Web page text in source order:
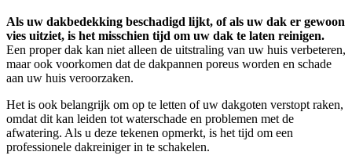
Als uw dakbedekking beschadigd lijkt, of als uw dak er gewoon
vies uitziet, is het misschien tijd om uw dak te laten reinigen.
Een proper dak kan niet alleen de uitstraling van uw huis verbeteren,
maar ook voorkomen dat de dakpannen poreus worden en schade
aan uw huis veroorzaken.
Het is ook belangrijk om op te letten of uw dakgoten verstopt raken,
omdat dit kan leiden tot waterschade en problemen met de
afwatering. Als u deze tekenen opmerkt, is het tijd om een
professionele dakreiniger in te schakelen.